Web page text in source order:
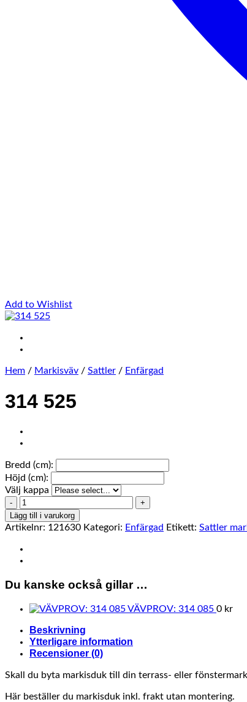
Add to Wishlist
Hem / Markisväv / Sattler / Enfärgad
314 525
Bredd (cm):
Höjd (cm):
Välj kappa
314
525
mängd
Lägg till i varukorg
Artikelnr: 121630 Kategori: Enfärgad Etikett: Sattler
Du kanske också gillar …
VÄVPROV: 314 085 0 kr
Beskrivning
Ytterligare information
Recensioner (0)
Skall du byta markisduk till din terrass- eller
Här beställer du markisduk inkl. frakt utan montering.